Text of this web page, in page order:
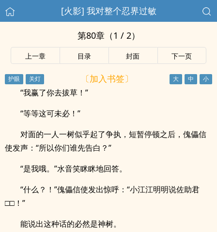
[火影] 我对整个忍界过敏
第80章（1 / 2）
上一章 目录 封面 下一页
〔加入书签〕
“我赢了你去拔草！”
“等等这可未必！”
对面的一人一树似乎起了争执，短暂停顿之后，傀儡信
使发声：“所以你们谁先告白？”
“是我哦。”水音笑眯眯地回答。
“什么？！”傀儡信使发出惊呼：“小江江明明说佐助君
□□！”
能说出这种话的必然是神树。